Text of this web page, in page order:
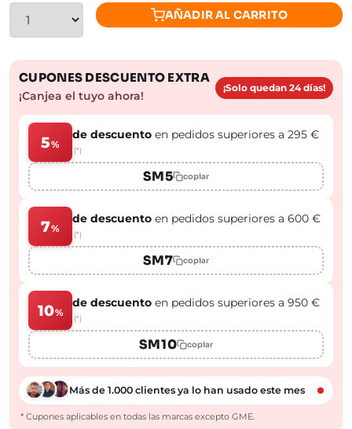
AÑADIR AL CARRITO
CUPONES DESCUENTO EXTRA
¡Canjea el tuyo ahora!
¡Solo quedan 24 días!
5%
de descuento en pedidos superiores a 295 €
(*)
SM5 copiar
7%
de descuento en pedidos superiores a 600 €
(*)
SM7 copiar
10%
de descuento en pedidos superiores a 950 €
(*)
SM10 copiar
Más de 1.000 clientes ya lo han usado este mes
* Cupones aplicables en todas las marcas excepto GME.